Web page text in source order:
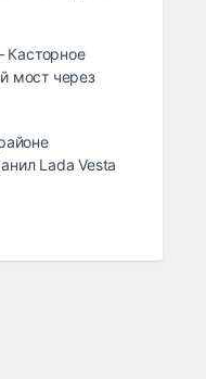
Касторное
мост через
Lada Vesta